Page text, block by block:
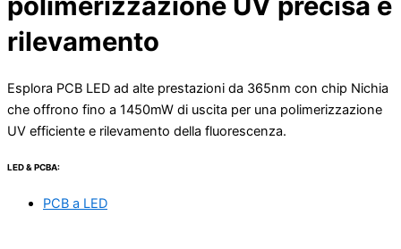
rilevamento
Esplora PCB LED ad alte prestazioni da 365nm con chip Nichia
che offrono fino a 1450mW di uscita per una polimerizzazione
UV efficiente e rilevamento della fluorescenza.
LED & PCBA:
PCB a LED